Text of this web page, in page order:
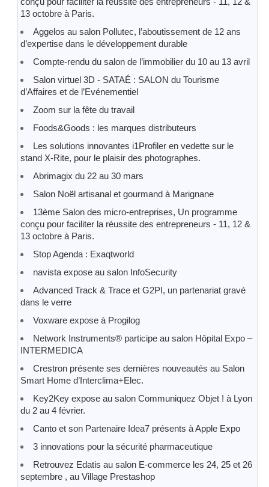
13 octobre à Paris.
Aggelos au salon Pollutec, l’aboutissement de 12 ans
d’expertise dans le développement durable
Compte-rendu du salon de l’immobilier du 10 au 13 avril
Salon virtuel 3D - SATAÉ : SALON du Tourisme
d’Affaires et de l’Evénementiel
Zoom sur la fête du travail
Foods&Goods : les marques distributeurs
Les solutions innovantes i1Profiler en vedette sur le
stand X-Rite, pour le plaisir des photographes.
Abrimagix du 22 au 30 mars
Salon Noël artisanal et gourmand à Marignane
13ème Salon des micro-entreprises, Un programme
conçu pour faciliter la réussite des entrepreneurs - 11, 12 &
13 octobre à Paris.
Stop Agenda : Exaqtworld
navista expose au salon InfoSecurity
Advanced Track & Trace et G2PI, un partenariat gravé
dans le verre
Voxware expose à Progilog
Network Instruments® participe au salon Hôpital Expo –
INTERMEDICA
Crestron présente ses dernières nouveautés au Salon
Smart Home d’Interclima+Elec.
Key2Key expose au salon Communiquez Objet ! à Lyon
du 2 au 4 février.
Canto et son Partenaire Idea7 présents à Apple Expo
3 innovations pour la sécurité pharmaceutique
Retrouvez Edatis au salon E-commerce les 24, 25 et 26
septembre , au Village Prestashop